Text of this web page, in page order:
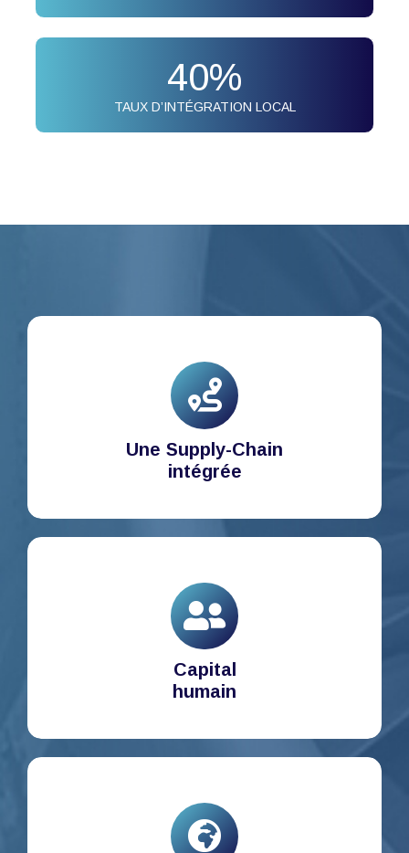
40%
TAUX D’INTÉGRATION LOCAL
Une Supply-Chain
intégrée
Capital
humain